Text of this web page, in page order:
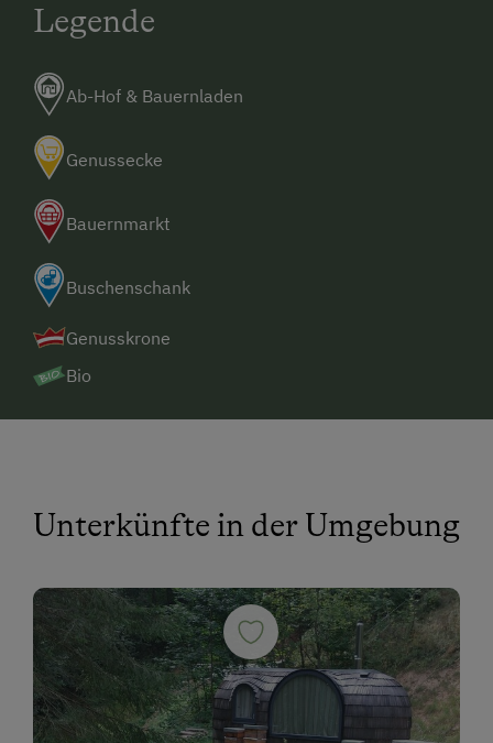
Legende
Ab-Hof & Bauernladen
Genussecke
Bauernmarkt
Buschenschank
Genusskrone
Bio
Unterkünfte in der Umgebung